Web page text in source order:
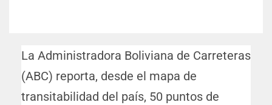
La Administradora Boliviana de Carreteras
(ABC) reporta, desde el mapa de
transitabilidad del país, 50 puntos de